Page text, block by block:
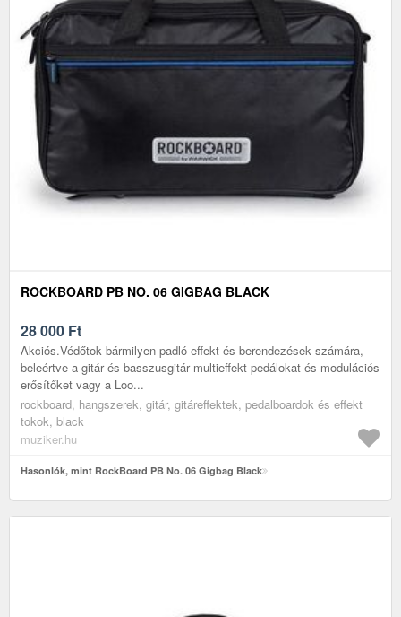
ROCKBOARD PB NO. 06 GIGBAG BLACK
28 000 Ft
Akciós.Védőtok bármilyen padló effekt és berendezések számára,
beleértve a gitár és basszusgitár multieffekt pedálokat és modulációs
erősítőket vagy a Loo...
rockboard, hangszerek, gitár, gitáreffektek, pedalboardok és effekt
tokok, black
muziker.hu
Hasonlók, mint RockBoard PB No. 06 Gigbag Black